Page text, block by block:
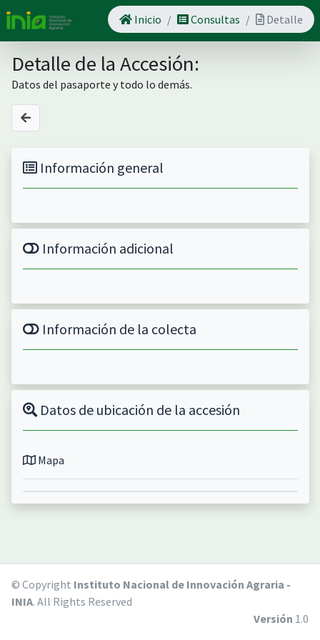
Inicio Consultas Detalle
Detalle de la Accesión:
Datos del pasaporte y todo lo demás.
Información general
Información adicional
Información de la colecta
Datos de ubicación de la accesión
Mapa
© Copyright Instituto Nacional de Innovación Agraria -
INIA. All Rights Reserved
Versión 1.0